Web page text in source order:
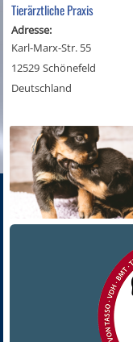
Tierärztliche Praxis
Adresse:
Karl-Marx-Str. 55
12529 Schönefeld
Deutschland